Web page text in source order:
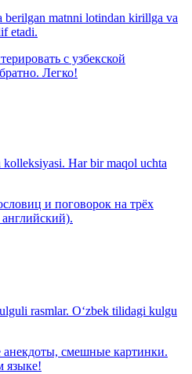
matnni lotindan kirillga va
etadi.
с узбекской
Легко!
Har bir maqol uchta
и поговорок на трёх
rasmlar. O‘zbek tilidagi kulgu
смешные картинки.
языке!